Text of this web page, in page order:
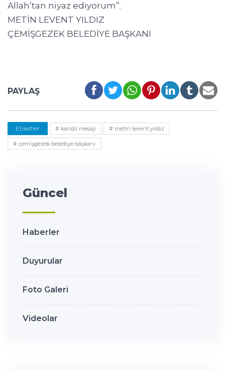
Allah’tan niyaz ediyorum”.
METİN LEVENT YILDIZ
ÇEMİŞGEZEK BELEDİYE BAŞKANI
PAYLAŞ
Etiketler # kandil mesaji # metin levent yıldız
# çemişgezek belediye başkanı
Güncel
Haberler
Duyurular
Foto Galeri
Videolar